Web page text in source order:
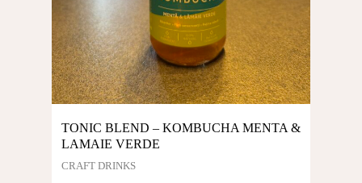
TONIC BLEND – KOMBUCHA MENTA &
LAMAIE VERDE
CRAFT DRINKS